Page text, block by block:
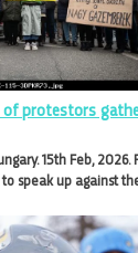
of protestors
15th Feb,
speak up against